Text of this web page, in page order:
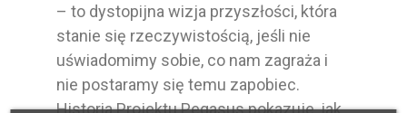
– to dystopijna wizja przyszłości, która
stanie się rzeczywistością, jeśli nie
uświadomimy sobie, co nam zagraża i
nie postaramy się temu zapobiec.
Historia Projektu Pegasus pokazuje, jak